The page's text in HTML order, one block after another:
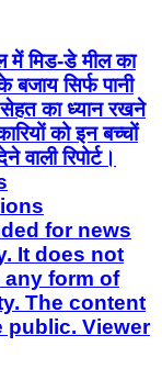
मिड-डे मील का
सिर्फ पानी
सेहत का ध्यान रखने
को इन बच्चों
रिपोर्ट।
for news
It does not
form of
The content
public. Viewer